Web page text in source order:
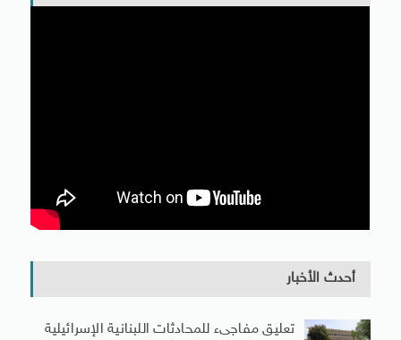
أحدث الأخبار
تعليق مفاجىء للمحادثات اللبنانية الإسرائيلية